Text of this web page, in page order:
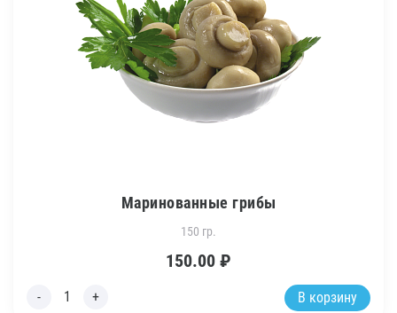
Маринованные грибы
150 гр.
150.00 ₽
В корзину